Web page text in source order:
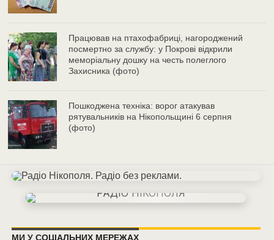
Працював на птахофабриці, нагороджений
посмертно за службу: у Покрові відкрили
меморіальну дошку на честь полеглого
Захисника (фото)
Пошкоджена техніка: ворог атакував
рятувальників на Нікопольщині 6 серпня
(фото)
МИ У СОЦІАЛЬНИХ МЕРЕЖАХ